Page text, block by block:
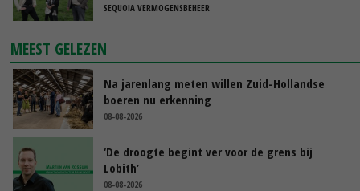
SEQUOIA VERMOGENSBEHEER
MEEST GELEZEN
Na jarenlang meten willen Zuid-Hollandse
boeren nu erkenning
08-08-2026
‘De droogte begint ver voor de grens bij
Lobith’
08-08-2026